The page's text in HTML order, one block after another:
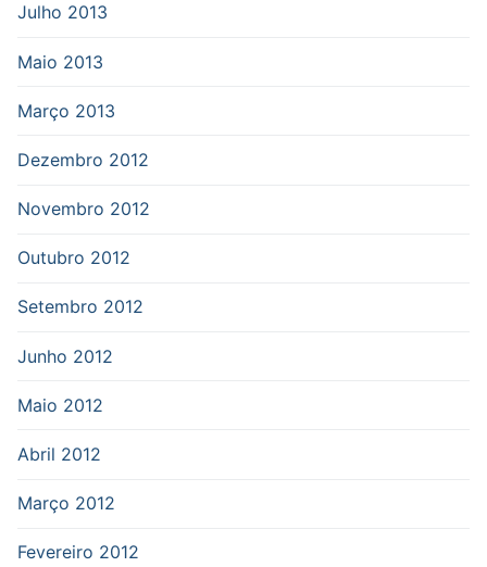
Julho 2013
Maio 2013
Março 2013
Dezembro 2012
Novembro 2012
Outubro 2012
Setembro 2012
Junho 2012
Maio 2012
Abril 2012
Março 2012
Fevereiro 2012